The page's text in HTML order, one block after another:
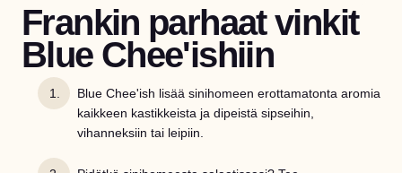
Frankin parhaat vinkit
Blue Chee'ishiin
Blue Chee'ish lisää sinihomeen erottamatonta aromia
kaikkeen kastikkeista ja dipeistä sipseihin,
vihanneksiin tai leipiin.